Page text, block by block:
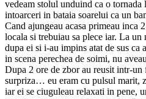
vedeam stolul unduind ca o tornada
intoarceri in bataia soarelui ca un
Cand ajungeau acasa primeau inca
locala si trebuiau sa plece iar. La
dupa ei si i-au impins atat de sus ca
in scena perechea de soimi, nu
Dupa 2 ore de zbor au reusit intr-
surpriza… eu eram cu pulsul marit,
iar ei se ciuguleau relaxati in pene,